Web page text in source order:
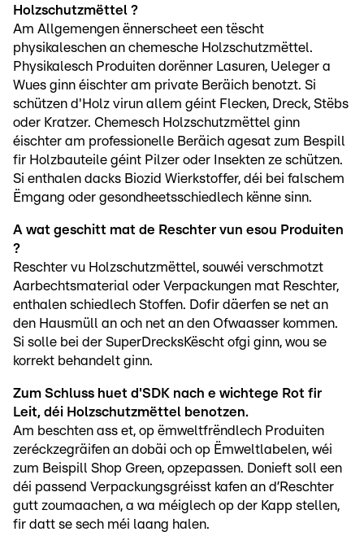
Holzschutzmëttel ?
Am Allgemengen ënnerscheet een tëscht
physikaleschen an chemesche Holzschutzmëttel.
Physikalesch Produiten dorënner Lasuren, Ueleger a
Wues ginn éischter am private Beräich benotzt. Si
schützen d'Holz virun allem géint Flecken, Dreck, Stëbs
oder Kratzer. Chemesch Holzschutzmëttel ginn
éischter am professionelle Beräich agesat zum Bespill
fir Holzbauteile géint Pilzer oder Insekten ze schützen.
Si enthalen dacks Biozid Wierkstoffer, déi bei falschem
Ëmgang oder gesondheetsschiedlech kënne sinn.
A wat geschitt mat de Reschter vun esou Produiten
?
Reschter vu Holzschutzmëttel, souwéi verschmotzt
Aarbechtsmaterial oder Verpackungen mat Reschter,
enthalen schiedlech Stoffen. Dofir däerfen se net an
den Hausmüll an och net an den Ofwaasser kommen.
Si solle bei der SuperDrecksKëscht ofgi ginn, wou se
korrekt behandelt ginn.
Zum Schluss huet d'SDK nach e wichtege Rot fir
Leit, déi Holzschutzmëttel benotzen.
Am beschten ass et, op ëmweltfrëndlech Produiten
zeréckzegräifen an dobäi och op Ëmweltlabelen, wéi
zum Beispill Shop Green, opzepassen. Donieft soll een
déi passend Verpackungsgréisst kafen an d’Reschter
gutt zoumaachen, a wa méiglech op der Kapp stellen,
fir datt se sech méi laang halen.